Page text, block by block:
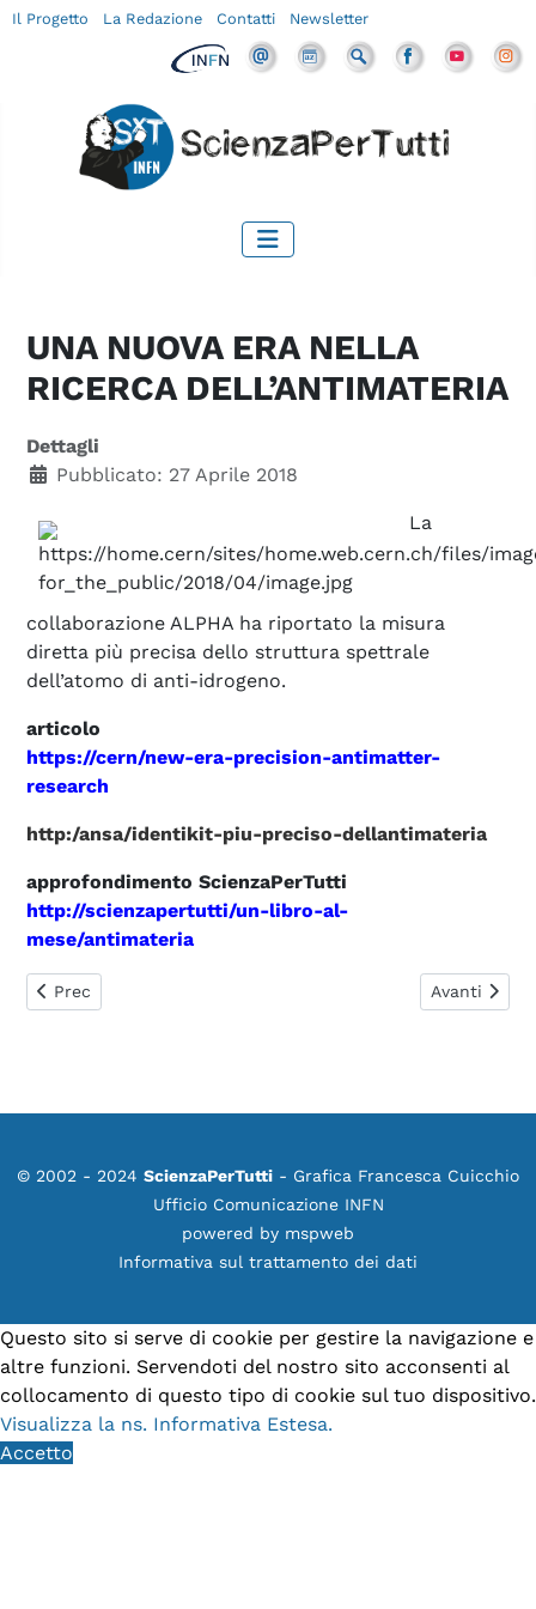
Il Progetto La Redazione Contatti Newsletter
UNA NUOVA ERA NELLA
RICERCA DELL’ANTIMATERIA
Dettagli
Pubblicato: 27 Aprile 2018
La
collaborazione ALPHA ha riportato la misura
diretta più precisa dello struttura spettrale
dell’atomo di anti-idrogeno.
articolo
https://cern/new-era-precision-antimatter-
research
http:/ansa/identikit-piu-preciso-dellantimateria
approfondimento ScienzaPerTutti
http://scienzapertutti/un-libro-al-
mese/antimateria
Articolo precedente: TOUR IN 3D AL POLO NORD DI GIOVE
Prec Articolo
Avanti
© 2002 - 2024 ScienzaPerTutti - Grafica Francesca Cuicchio
Ufficio Comunicazione INFN
powered by mspweb
Informativa sul trattamento dei dati
Questo sito si serve di cookie per gestire la navigazione e
altre funzioni. Servendoti del nostro sito acconsenti al
collocamento di questo tipo di cookie sul tuo dispositivo.
Visualizza la ns. Informativa Estesa.
Accetto